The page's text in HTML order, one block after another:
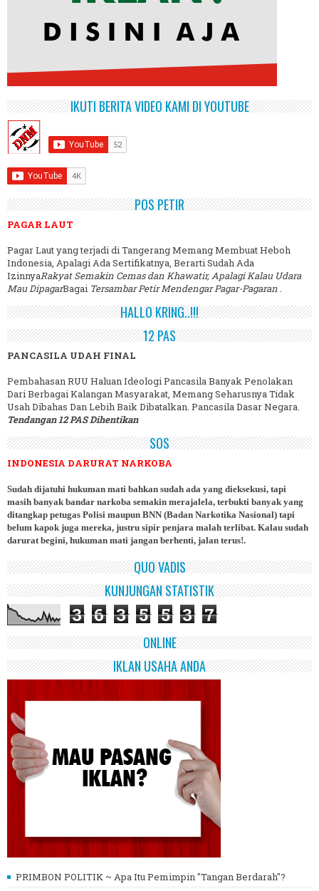
IKUTI BERITA VIDEO KAMI DI YOUTUBE
POS PETIR
PAGAR LAUT
Pagar Laut yang terjadi di Tangerang Memang Membuat Heboh
Indonesia, Apalagi Ada Sertifikatnya, Berarti Sudah Ada
IzinnyaRakyat Semakin Cemas dan Khawatir, Apalagi Kalau Udara
Mau DipagarBagai Tersambar Petir Mendengar Pagar-Pagaran.
HALLO KRING..!!!
12 PAS
PANCASILA UDAH FINAL
Pembahasan RUU Haluan Ideologi Pancasila Banyak Penolakan
Dari Berbagai Kalangan Masyarakat, Memang Seharusnya Tidak
Usah Dibahas Dan Lebih Baik Dibatalkan. Pancasila Dasar Negara.
Tendangan 12 PAS Dihentikan
SOS
INDONESIA DARURAT NARKOBA
Sudah dijatuhi hukuman mati bahkan sudah ada yang dieksekusi, tapi
masih banyak bandar narkoba semakin merajalela, terbukti banyak yang
ditangkap petugas Polisi maupun BNN (Badan Narkotika Nasional) tapi
belum kapok juga mereka, justru sipir penjara malah terlibat. Kalau sudah
darurat begini, hukuman mati jangan berhenti, jalan terus!.
QUO VADIS
KUNJUNGAN STATISTIK
3 6 3 5 5 3 7
ONLINE
IKLAN USAHA ANDA
PRIMBON POLITIK ~ Apa Itu Pemimpin "Tangan Berdarah"?